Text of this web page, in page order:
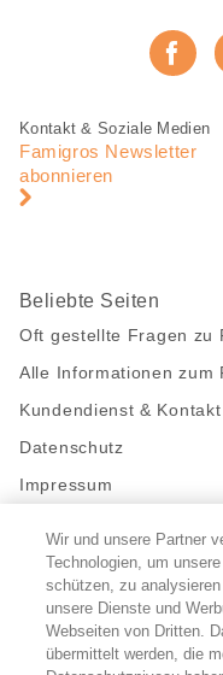
Fusszeile
Fusszeile
Navigation
Kontakt & Soziale Medien
Famigros Newsletter
abonnieren
Beliebte Seiten
Oft gestellte Fragen zu
Alle Informationen zum
Kundendienst & Kontakt
Datenschutz
Impressum
Bleibe mit uns in
Facebook
https://https://
Cookie-Einstellungen
Wir und unsere Partner
Technologien, um
schützen, zu
unsere Dienste und
Webseiten von Dritten.
übermittelt werden, die